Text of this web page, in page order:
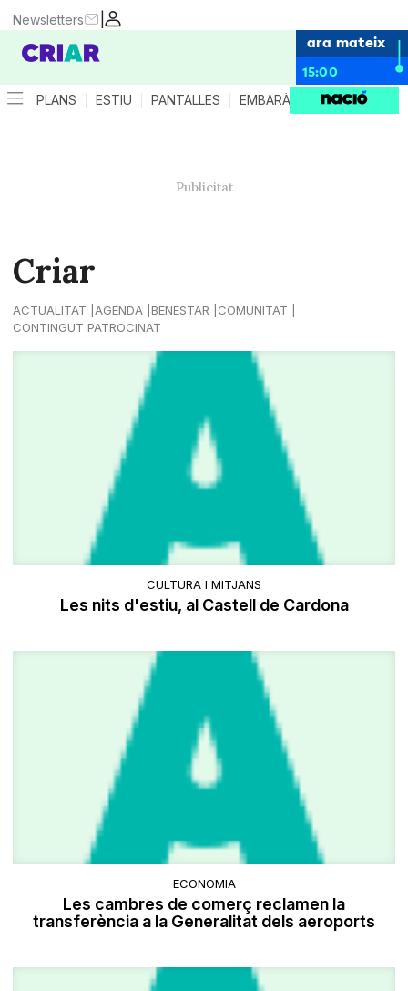
|
Newsletters
ara mateix
15:00
PLANS ESTIU PANTALLES EMBARÀS CRIANÇA
Criar
ACTUALITAT AGENDA BENESTAR
COMUNITAT
CONTINGUT PATROCINAT
CULTURA I MITJANS
Les nits d'estiu, al Castell de Cardona
ECONOMIA
Les cambres de comerç reclamen la
transferència a la Generalitat dels aeroports